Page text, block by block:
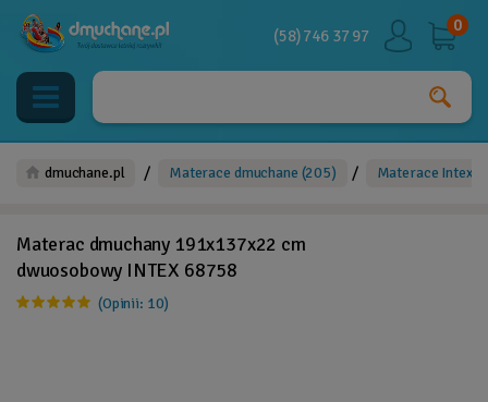
(58) 746 37 97
0
dmuchane.pl / Materace dmuchane (205) / Materace Intex
Materac dmuchany 191x137x22 cm
dwuosobowy INTEX 68758
(Opinii: 10)